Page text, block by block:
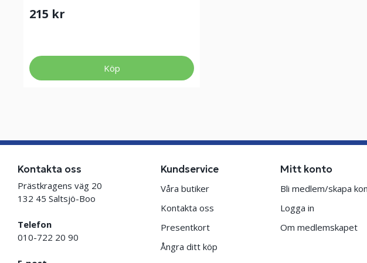
215 kr
Köp
Kontakta oss
Prästkragens väg 20
132 45 Saltsjö-Boo
Telefon
010-722 20 90
Kundservice
Våra butiker
Kontakta oss
Presentkort
Ångra ditt köp
Mitt konto
Bli medlem/skapa
Logga in
Om medlemskapet